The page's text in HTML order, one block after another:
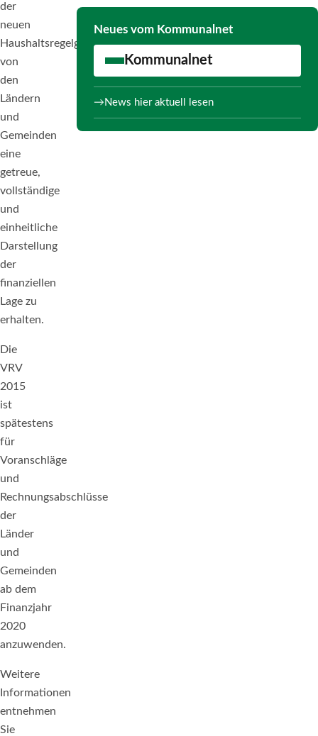
der
neuen
Haushaltsregelgungen
von
den
Ländern
und
Gemeinden
eine
getreue,
vollständige
und
einheitliche
Darstellung
der
finanziellen
Lage zu
erhalten.
Die
VRV
2015
ist
spätestens
für
Voranschläge
und
Rechnungsabschlüsse
der
Länder
und
Gemeinden
ab dem
Finanzjahr
2020
anzuwenden.
Weitere
Informationen
entnehmen
Sie
Neues vom Kommunalnet
Kommunalnet
News hier aktuell lesen